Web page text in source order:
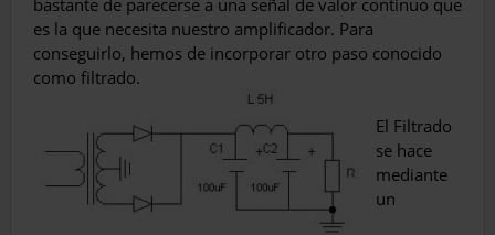
bastante de parecerse a una señal de valor continuo que
es la que necesita nuestro amplificador. Para
conseguirlo, hemos de incorporar otro paso conocido
como filtrado.
El Filtrado
se hace
mediante
un